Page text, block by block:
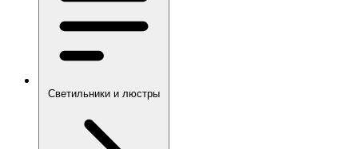
Светильники и люстры